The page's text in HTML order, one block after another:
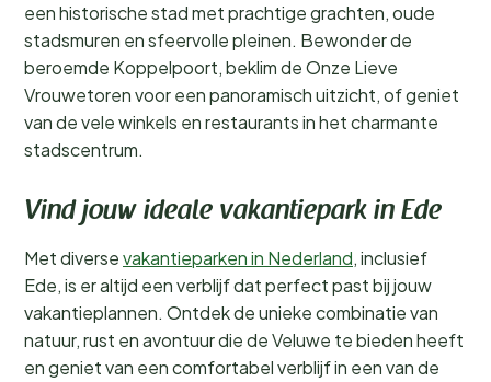
een historische stad met prachtige grachten, oude
stadsmuren en sfeervolle pleinen. Bewonder de
beroemde Koppelpoort, beklim de Onze Lieve
Vrouwetoren voor een panoramisch uitzicht, of geniet
van de vele winkels en restaurants in het charmante
stadscentrum.
Vind jouw ideale vakantiepark in Ede
Met diversevakantieparken in Nederland, inclusief
Ede, is er altijd een verblijf dat perfect past bij jouw
vakantieplannen. Ontdek de unieke combinatie van
natuur, rust en avontuur die de Veluwe te bieden heeft
en geniet van een comfortabel verblijf in een van de